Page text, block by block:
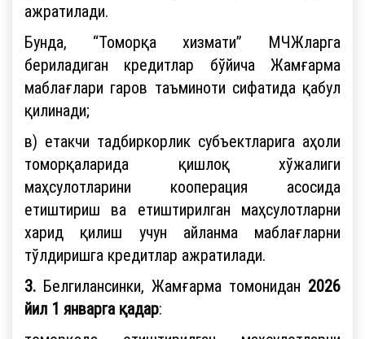
ажратилади.
Бунда, “Томорқа хизмати” МЧЖларга
бериладиган кредитлар бўйича Жамғарма
маблағлари гаров таъминоти сифатида қабул
қилинади;
в) етакчи тадбиркорлик субъектларига аҳоли
томорқаларида қишлоқ хўжалиги
маҳсулотларини кооперация асосида
етиштириш ва етиштирилган маҳсулотларни
харид қилиш учун айланма маблағларни
тўлдиришга кредитлар ажратилади.
3. Белгилансинки, Жамғарма томонидан 2026
йил 1 январга қадар: